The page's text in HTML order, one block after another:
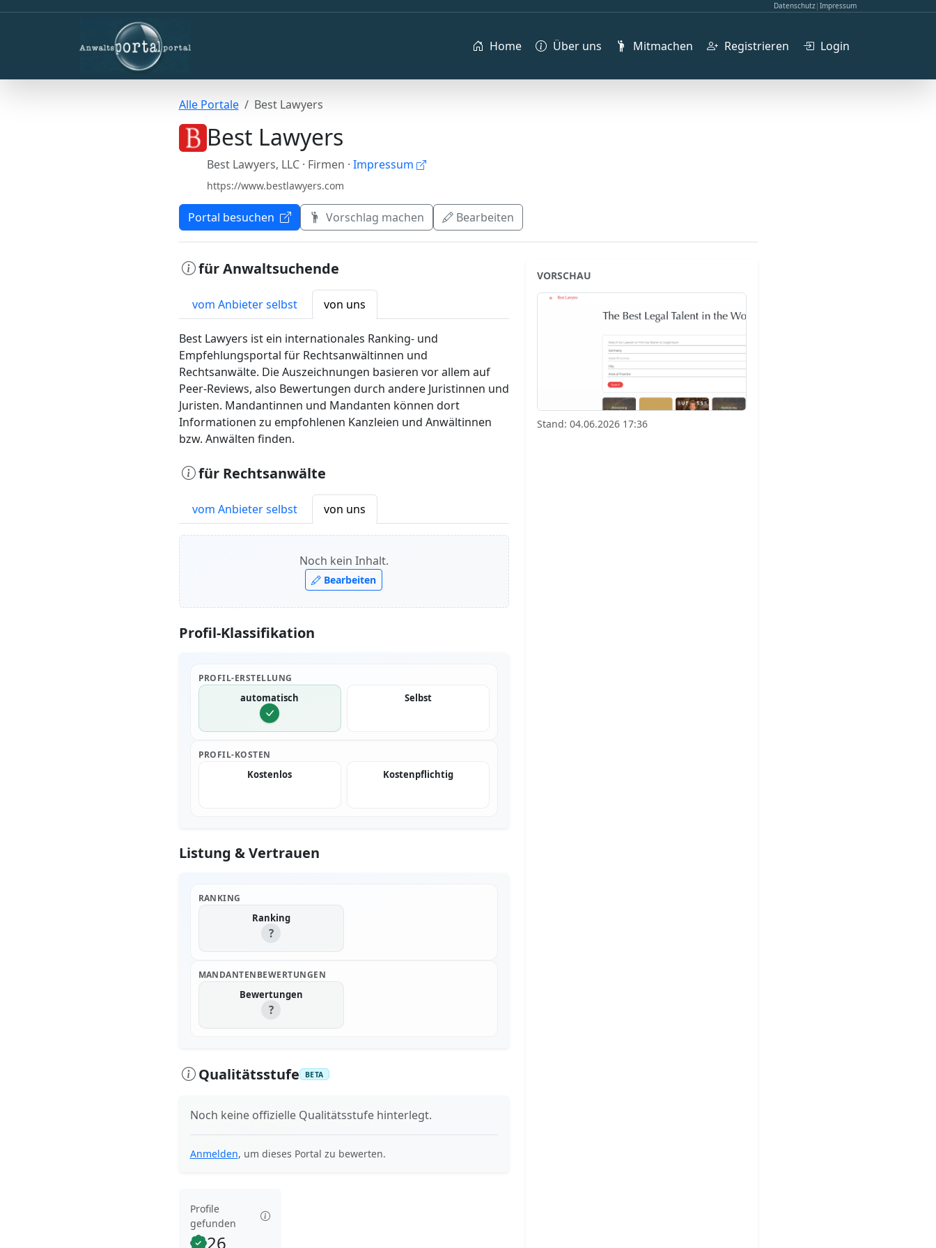
Datenschutz| Impressum
Home Über uns Mitmachen Registrieren Login
Alle Portale Best Lawyers
Best Lawyers
Best Lawyers, LLC · Firmen · Impressum
https://www.bestlawyers.com
Portal besuchen Vorschlag machen Bearbeiten
für Anwaltsuchende
vom Anbieter selbst von uns
Best Lawyers ist ein internationales Ranking- und
Empfehlungsportal für Rechtsanwältinnen und
Rechtsanwälte. Die Auszeichnungen basieren vor allem auf
Peer-Reviews, also Bewertungen durch andere Juristinnen und
Juristen. Mandantinnen und Mandanten können dort
Informationen zu empfohlenen Kanzleien und Anwältinnen
bzw. Anwälten finden.
für Rechtsanwälte
vom Anbieter selbst von uns
Noch kein Inhalt.
Bearbeiten
Profil-Klassifikation
PROFIL-ERSTELLUNG
automatisch Selbst
PROFIL-KOSTEN
Kostenlos Kostenpflichtig
Listung & Vertrauen
RANKING
Ranking
?
MANDANTENBEWERTUNGEN
Bewertungen
?
Qualitätsstufe BETA
Noch keine offizielle Qualitätsstufe hinterlegt.
Anmelden, um dieses Portal zu bewerten.
Profile
gefunden
26
VORSCHAU
Stand: 04.06.2026 17:36